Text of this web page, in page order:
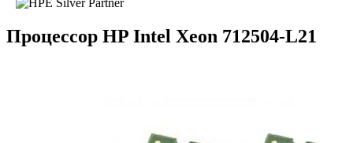
Процессор HP Intel Xeon 712504-L21